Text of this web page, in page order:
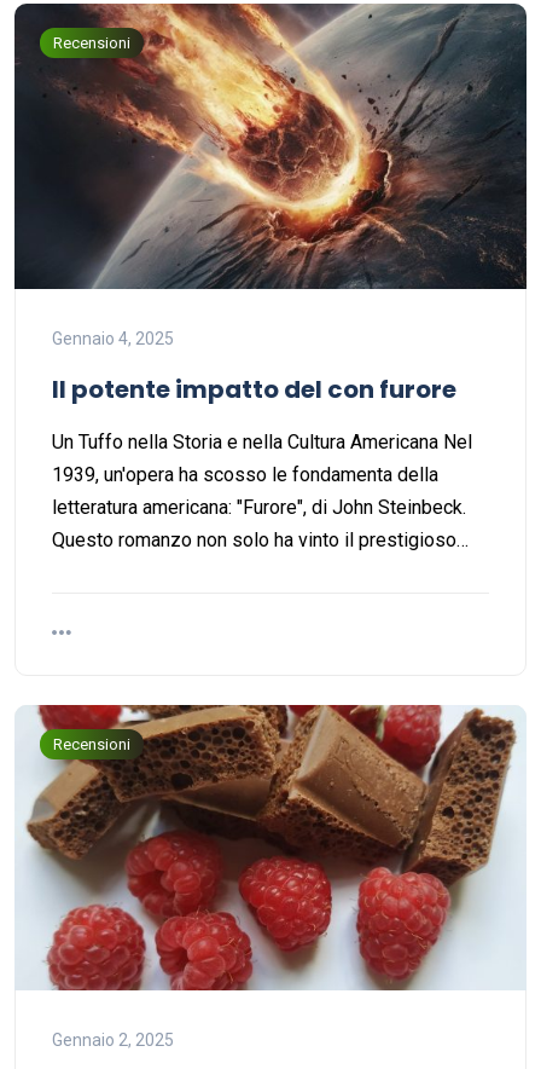
Recensioni
Gennaio 4, 2025
Il potente impatto del con furore
Un Tuffo nella Storia e nella Cultura Americana Nel
1939, un'opera ha scosso le fondamenta della
letteratura americana: "Furore", di John Steinbeck.
Questo romanzo non solo ha vinto il prestigioso…
Recensioni
Gennaio 2, 2025